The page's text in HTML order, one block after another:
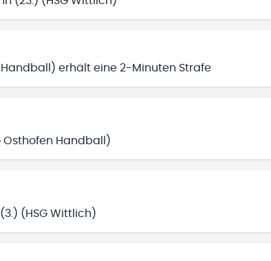
Handball) erhält eine 2-Minuten Strafe
Osthofen Handball)
(HSG Wittlich)